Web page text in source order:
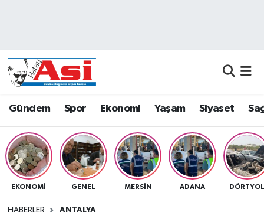
Gündem Spor Ekonomi Yaşam Siyaset
EKONOMI GENEL MERSIN ADANA
HABERLER ANTALYA
Dünya
Eğitim
Ekonomi
Gündem
Hava Durumu
Namaz Vakitleri
Trafik Durumu
Süper Lig Puan Durumu ve Fikstür